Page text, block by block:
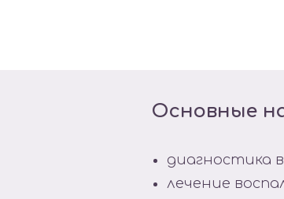
Основные
диагностика
лечение